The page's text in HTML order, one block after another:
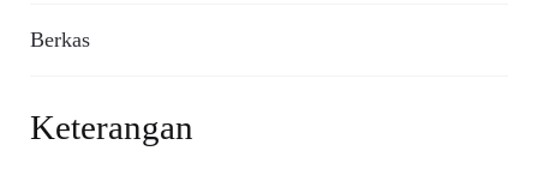
Berkas
Keterangan